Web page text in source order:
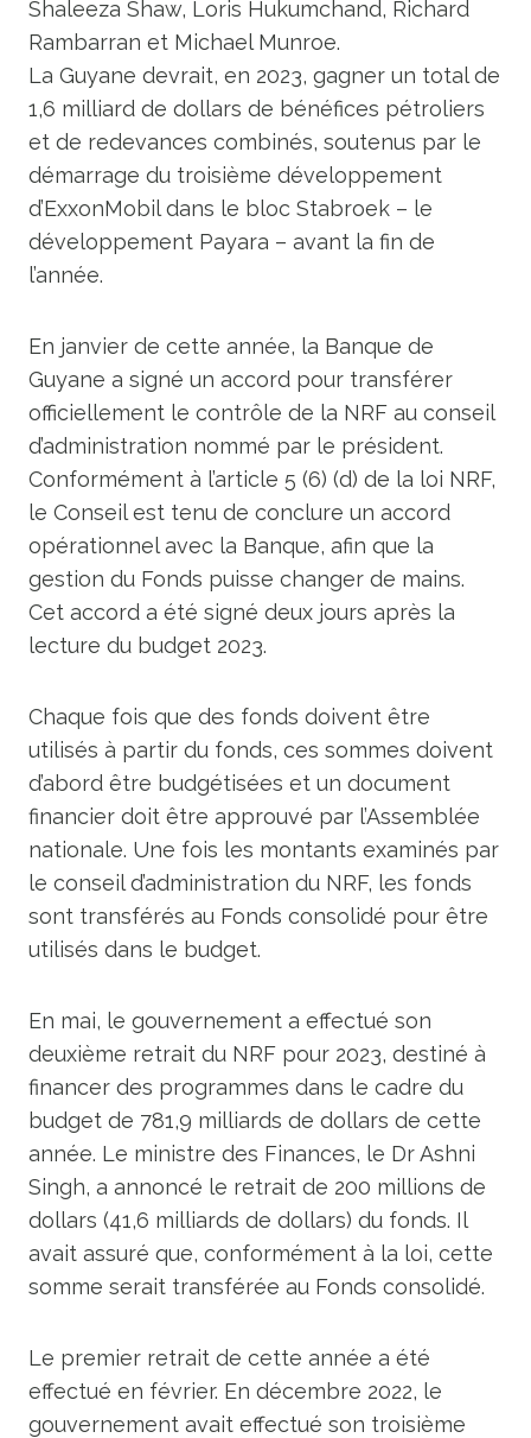
Shaleeza Shaw, Loris Hukumchand, Richard
Rambarran et Michael Munroe.
La Guyane devrait, en 2023, gagner un total de
1,6 milliard de dollars de bénéfices pétroliers
et de redevances combinés, soutenus par le
démarrage du troisième développement
d’ExxonMobil dans le bloc Stabroek – le
développement Payara – avant la fin de
l’année.
En janvier de cette année, la Banque de
Guyane a signé un accord pour transférer
officiellement le contrôle de la NRF au conseil
d’administration nommé par le président.
Conformément à l’article 5 (6) (d) de la loi NRF,
le Conseil est tenu de conclure un accord
opérationnel avec la Banque, afin que la
gestion du Fonds puisse changer de mains.
Cet accord a été signé deux jours après la
lecture du budget 2023.
Chaque fois que des fonds doivent être
utilisés à partir du fonds, ces sommes doivent
d’abord être budgétisées et un document
financier doit être approuvé par l’Assemblée
nationale. Une fois les montants examinés par
le conseil d’administration du NRF, les fonds
sont transférés au Fonds consolidé pour être
utilisés dans le budget.
En mai, le gouvernement a effectué son
deuxième retrait du NRF pour 2023, destiné à
financer des programmes dans le cadre du
budget de 781,9 milliards de dollars de cette
année. Le ministre des Finances, le Dr Ashni
Singh, a annoncé le retrait de 200 millions de
dollars (41,6 milliards de dollars) du fonds. Il
avait assuré que, conformément à la loi, cette
somme serait transférée au Fonds consolidé.
Le premier retrait de cette année a été
effectué en février. En décembre 2022, le
gouvernement avait effectué son troisième